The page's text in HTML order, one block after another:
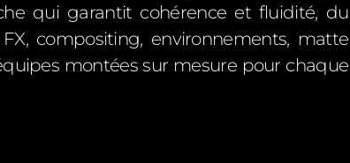
qui garantit cohérence et fluidité, du
compositing, environnements, matte
montées sur mesure pour chaque